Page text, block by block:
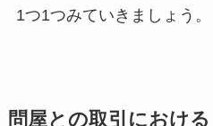
1つ1つみていきましょう。
問屋との取引におけ